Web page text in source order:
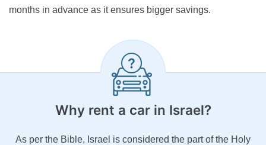
months in advance as it ensures bigger savings.
Why rent a car in Israel?
As per the Bible, Israel is considered the part of the Holy